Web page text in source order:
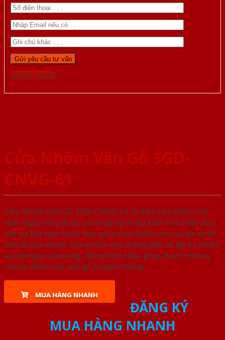
Gọi 0976.169.864
Cửa Nhôm Vân Gỗ SGD-
CNVG-61
Cửa Nhôm Vân Gỗ SGD-CNVG-61 là một sản phẩm nội
thất ngày càng được ưa chuộng trong kiến trúc hiện đại,
bởi sự kết hợp hoàn hảo giữa tính thẩm mỹ của gỗ và độ
bền bỉ của nhôm. Sản phẩm này mang đến vẻ đẹp tự nhiên
và cảm giác ấm cúng, đồng thời khắc phục được những
nhược điểm của cửa gỗ truyền thống.
MUA HÀNG NHANH
ĐĂNG KÝ
MUA HÀNG NHANH